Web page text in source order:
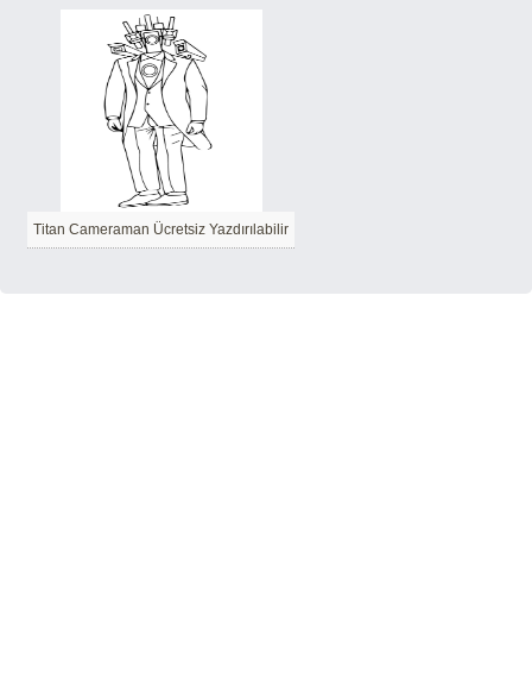
Titan Cameraman Ücretsiz Yazdırılabilir